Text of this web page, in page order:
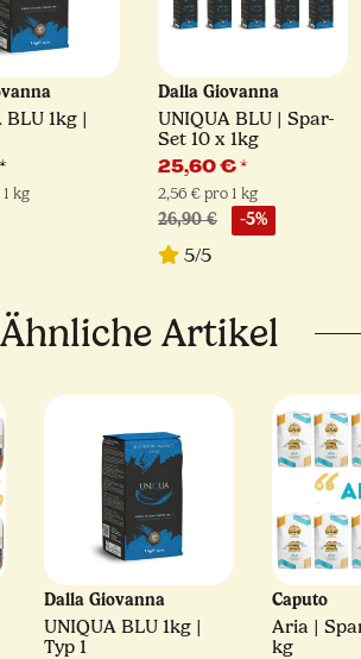
BLU 1kg |
*
kg
Dalla Giovanna
UNIQUA BLU | Spar-
Set 10 x 1kg
25,60 €*
2,56 € pro 1 kg
26,90 € -5%
5/5
Ähnliche Artikel
Dalla Giovanna
UNIQUA BLU 1kg |
Typ 1
Caputo
Aria |
kg